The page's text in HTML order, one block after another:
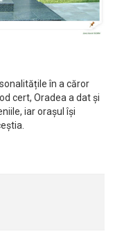
în a căror
cert, Oradea a dat și
iar orașul își